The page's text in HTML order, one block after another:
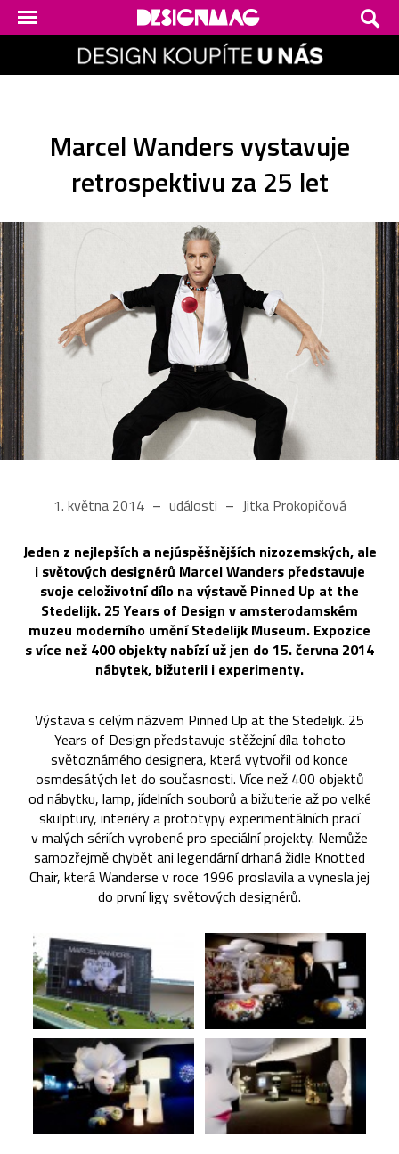
Marcel Wanders vystavuje
retrospektivu za 25 let
1. května 2014 události Jitka Prokopičová
Jeden z nejlepších a nejúspěšnějších nizozemských, ale
i světových designérů Marcel Wanders představuje
svoje celoživotní dílo na výstavě Pinned Up at the
Stedelijk. 25 Years of Design v amsterodamském
muzeu moderního umění Stedelijk Museum. Expozice
s více než 400 objekty nabízí už jen do 15. června 2014
nábytek, bižuterii i experimenty.
Výstava s celým názvem Pinned Up at the Stedelijk. 25
Years of Design představuje stěžejní díla tohoto
světoznámého designera, která vytvořil od konce
osmdesátých let do současnosti. Více než 400 objektů
od nábytku, lamp, jídelních souborů a bižuterie až po velké
skulptury, interiéry a prototypy experimentálních prací
v malých sériích vyrobené pro speciální projekty. Nemůže
samozřejmě chybět ani legendární drhaná židle Knotted
Chair, která Wanderse v roce 1996 proslavila a vynesla jej
do první ligy světových designérů.